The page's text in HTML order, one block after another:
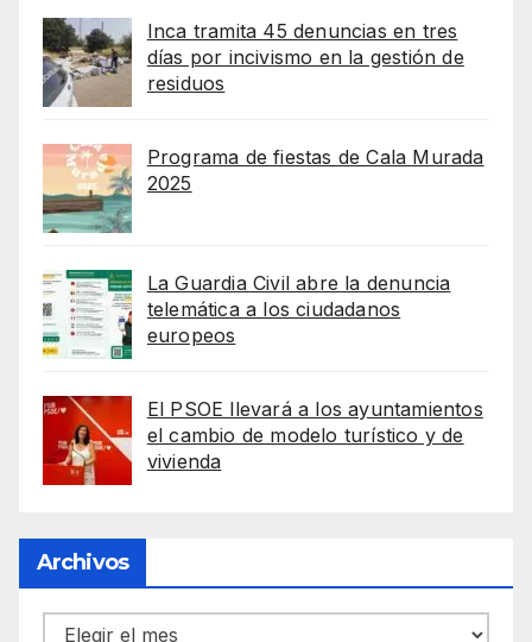
Inca tramita 45 denuncias en tres
días por incivismo en la gestión de
residuos
Programa de fiestas de Cala Murada
2025
La Guardia Civil abre la denuncia
telemática a los ciudadanos
europeos
El PSOE llevará a los ayuntamientos
el cambio de modelo turístico y de
vivienda
Archivos
Archivos